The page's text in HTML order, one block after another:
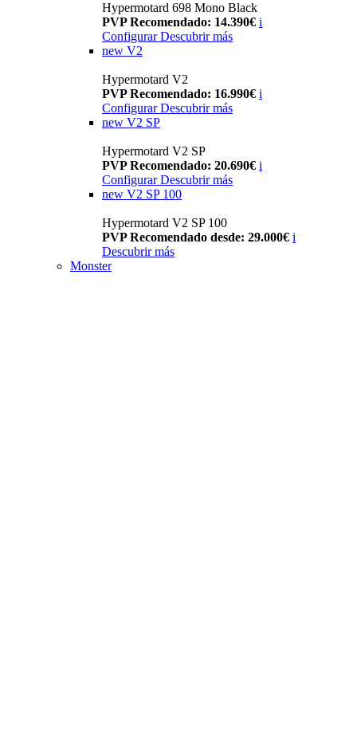
Hypermotard 698 Mono Black
PVP Recomendado: 14.390€ i
Configurar Descubrir más
new V2
Hypermotard V2
PVP Recomendado: 16.990€ i
Configurar Descubrir más
new V2 SP
Hypermotard V2 SP
PVP Recomendado: 20.690€ i
Configurar Descubrir más
new V2 SP 100
Hypermotard V2 SP 100
PVP Recomendado desde: 29.000€ i
Descubrir más
Monster